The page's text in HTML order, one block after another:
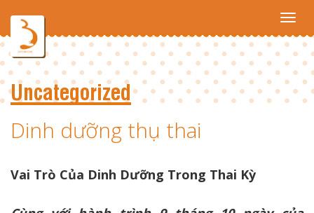
Uncategorized
Dinh dưỡng thụ thai
Vai Trò Của Dinh Dưỡng Trong Thai Kỳ